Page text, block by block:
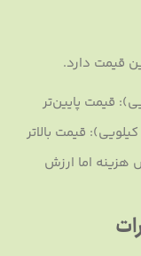
قیمت دارد.
هزینه اما ارزش